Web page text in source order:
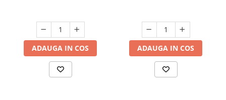
ADAUGA IN COS ADAUGA IN COS